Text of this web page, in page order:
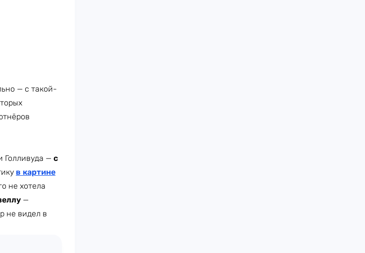
— с такой-
Голливуда — с
в картине
не хотела
—
не видел в